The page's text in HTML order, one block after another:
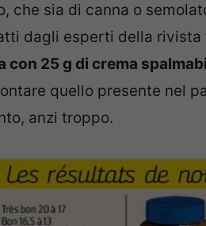
che sia di canna o
dagli esperti della rivista
con 25 g di crema
quello presente nel
anzi troppo.